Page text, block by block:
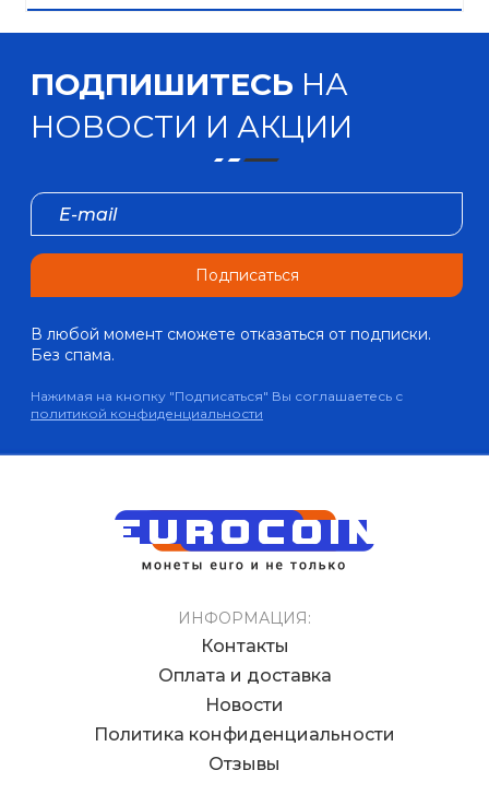
ПОДПИШИТЕСЬ НА
НОВОСТИ И АКЦИИ
Подписаться
В любой момент сможете отказаться от подписки.
Без спама.
Нажимая на кнопку "Подписаться" Вы соглашаетесь с
политикой конфиденциальности
ИНФОРМАЦИЯ:
Контакты
Оплата и доставка
Новости
Политика конфиденциальности
Отзывы